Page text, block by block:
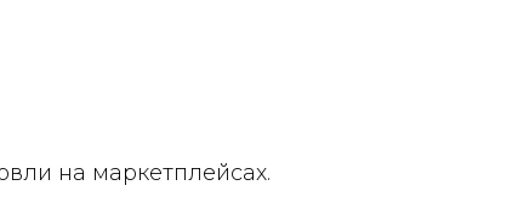
на маркетплейсах.